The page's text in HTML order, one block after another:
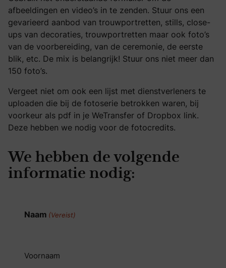
afbeeldingen en video’s in te zenden. Stuur ons een
gevarieerd aanbod van trouwportretten, stills, close-
ups van decoraties, trouwportretten maar ook foto’s
van de voorbereiding, van de ceremonie, de eerste
blik, etc. De mix is ​​belangrijk! Stuur ons niet meer dan
150 foto’s.
Vergeet niet om ook een lijst met dienstverleners te
uploaden die bij de fotoserie betrokken waren, bij
voorkeur als pdf in je WeTransfer of Dropbox link.
Deze hebben we nodig voor de fotocredits.
We hebben de volgende
informatie nodig:
Naam (Vereist)
Voornaam